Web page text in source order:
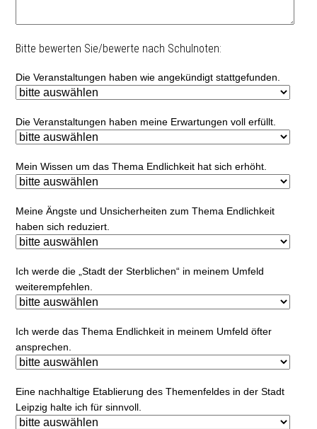
Bitte bewerten Sie/bewerte nach Schulnoten:
Die Veranstaltungen haben wie angekündigt stattgefunden.
Die Veranstaltungen haben meine Erwartungen voll erfüllt.
Mein Wissen um das Thema Endlichkeit hat sich erhöht.
Meine Ängste und Unsicherheiten zum Thema Endlichkeit
haben sich reduziert.
Ich werde die „Stadt der Sterblichen“ in meinem Umfeld
weiterempfehlen.
Ich werde das Thema Endlichkeit in meinem Umfeld öfter
ansprechen.
Eine nachhaltige Etablierung des Themenfeldes in der Stadt
Leipzig halte ich für sinnvoll.